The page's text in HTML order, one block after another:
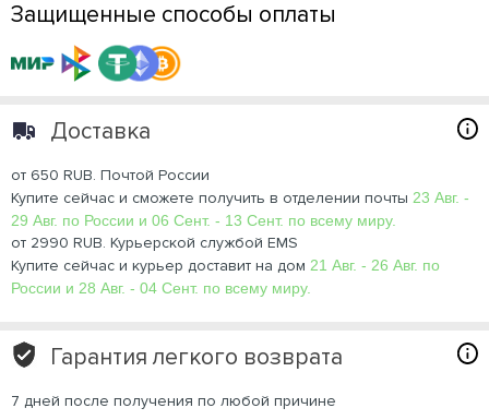
Защищенные способы оплаты
Доставка
от 650 RUB. Почтой России
Купите сейчас и сможете получить в отделении почты 23 Авг. -
29 Авг. по России и 06 Сент. - 13 Сент. по всему миру.
от 2990 RUB. Курьерской службой EMS
Купите сейчас и курьер доставит на дом 21 Авг. - 26 Авг. по
России и 28 Авг. - 04 Сент. по всему миру.
Гарантия легкого возврата
7 дней после получения по любой причине